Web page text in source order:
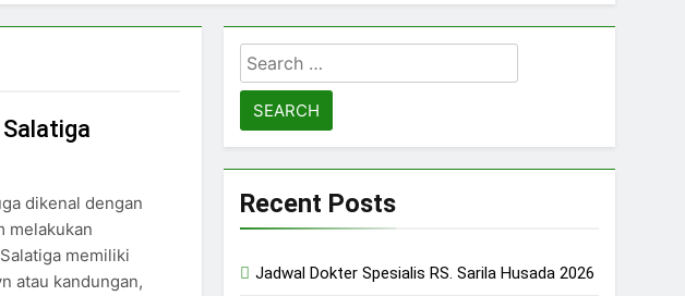
Jadwal Dokter RS Mulia Hati Wonogiri
Pendaftaran Pasien BPJS RSUD Banyumas
dikenal dengan
melakukan
memiliki
atau kandungan,
Search
for:
Recent Posts
Jadwal Dokter Spesialis RS. Sarila Husada 2026